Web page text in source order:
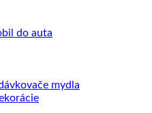
do auta
mydla